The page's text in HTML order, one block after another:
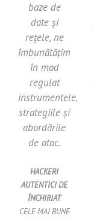
baze de
date și
rețele, ne
îmbunătățim
în mod
regulat
instrumentele,
strategiile și
abordările
de atac.
HACKERI
AUTENTICI DE
ÎNCHIRIAT
CELE MAI BUNE